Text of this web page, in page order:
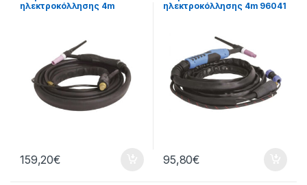
Τσιμπίδες
ηλεκτροκόλλησης 4m
159,20€
Τσιμπίδες
ηλεκτροκόλλησης 4m 96041
95,80€